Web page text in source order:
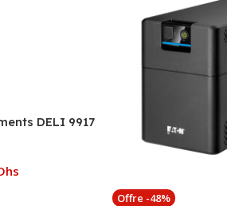
DELI 9917
Offre -48%